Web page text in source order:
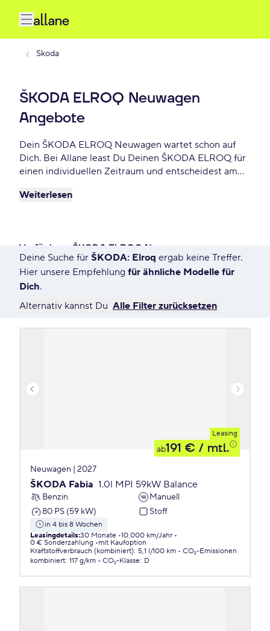
Skoda
ŠKODA ELROQ Neuwagen
Angebote
Dein ŠKODA ELROQ Neuwagen wartet schon auf
Dich. Bei Allane least Du Deinen ŠKODA ELROQ für
einen individuellen Zeitraum und entscheidest am
möchtest oder zurückgeben willst. Finde das
Weiterlesen
Verfügbare ŠKODA ELROQ Neuwagen
50 Angebote für Deine Suche
Deine Suche für ŠKODA: Elroq ergab keine Treffer.
Hier unsere Empfehlung für ähnliche Modelle für
Dich.
Alternativ kannst Du Alle Filter zurücksetzen
Leasing
ab191 € / mtl.
Neuwagen | 2027
ŠKODA Fabia 1.0l MPI 59kW Balance
Benzin
Manuell
80 PS (59 kW)
Stoff
in 4 bis 8 Wochen
Leasingdetails:30 Monate 10.000 km/Jahr
0 € Sonderzahlung
mit Kaufoption
Kraftstoffverbrauch (kombiniert): 5,1 l/100 km
CO₂-Emissionen
kombiniert: 117 g/km CO₂-Klasse: D